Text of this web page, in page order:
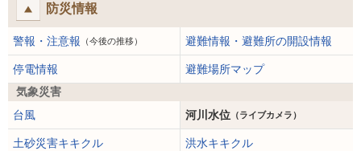
防災情報
警報・注意報 （今後の推移） 避難情報・避難所の開設情報
停電情報
避難場所マップ
気象災害
台風
河川水位 （ライブカメラ）
土砂災害キキクル
洪水キキクル